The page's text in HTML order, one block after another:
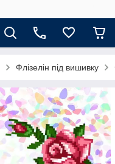
Флізелін під вишивку